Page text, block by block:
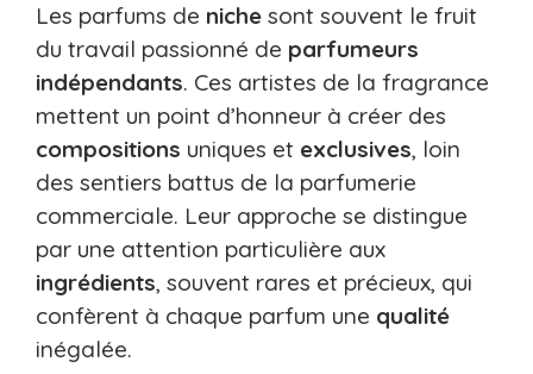
Les parfums de niche sont souvent le fruit
du travail passionné de parfumeurs
indépendants. Ces artistes de la fragrance
mettent un point d’honneur à créer des
compositions uniques et exclusives, loin
des sentiers battus de la parfumerie
commerciale. Leur approche se distingue
par une attention particulière aux
ingrédients, souvent rares et précieux, qui
confèrent à chaque parfum une qualité
inégalée.